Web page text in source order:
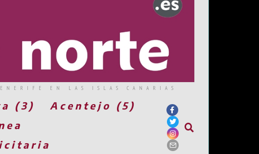
EN LAS ISLAS CANARIAS
(3)
Acentejo (5)